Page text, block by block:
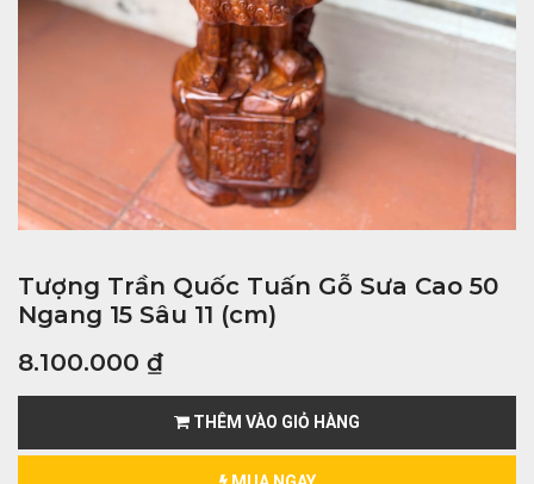
Tượng Trần Quốc Tuấn Gỗ Sưa Cao 50
Ngang 15 Sâu 11 (cm)
8.100.000 ₫
THÊM VÀO GIỎ HÀNG